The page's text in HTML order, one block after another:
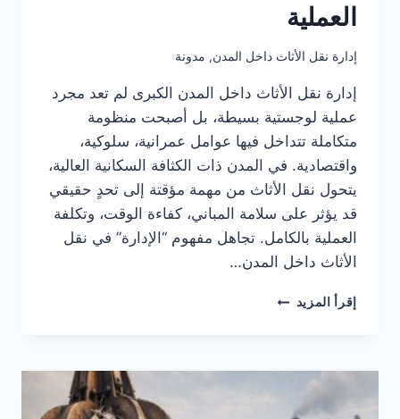
العملية
إدارة نقل الأثاث داخل المدن, مدونة
إدارة نقل الأثاث داخل المدن الكبرى لم تعد مجرد
عملية لوجستية بسيطة، بل أصبحت منظومة
متكاملة تتداخل فيها عوامل عمرانية، سلوكية،
واقتصادية. في المدن ذات الكثافة السكانية العالية،
يتحول نقل الأثاث من مهمة مؤقتة إلى تحدٍ حقيقي
قد يؤثر على سلامة المباني، كفاءة الوقت، وتكلفة
العملية بالكامل. تجاهل مفهوم “الإدارة” في نقل
الأثاث داخل المدن…
إقرأ المزيد إدارة
المدن
التحديات